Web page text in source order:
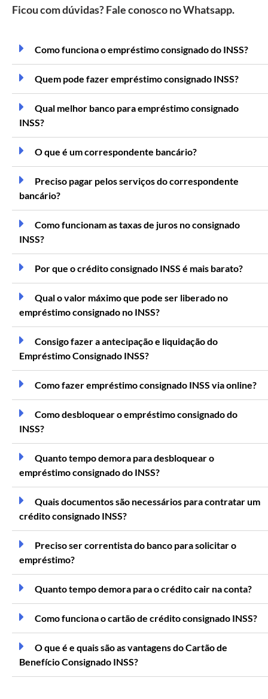
Ficou com dúvidas? Fale conosco no Whatsapp.
Como funciona o empréstimo consignado do INSS?
Quem pode fazer empréstimo consignado INSS?
Qual melhor banco para empréstimo consignado
INSS?
O que é um correspondente bancário?
Preciso pagar pelos serviços do correspondente
bancário?
Como funcionam as taxas de juros no consignado
INSS?
Por que o crédito consignado INSS é mais barato?
Qual o valor máximo que pode ser liberado no
empréstimo consignado no INSS?
Consigo fazer a antecipação e liquidação do
Empréstimo Consignado INSS?
Como fazer empréstimo consignado INSS via online?
Como desbloquear o empréstimo consignado do
INSS?
Quanto tempo demora para desbloquear o
empréstimo consignado do INSS?
Quais documentos são necessários para contratar um
crédito consignado INSS?
Preciso ser correntista do banco para solicitar o
empréstimo?
Quanto tempo demora para o crédito cair na conta?
Como funciona o cartão de crédito consignado INSS?
O que é e quais são as vantagens do Cartão de
Benefício Consignado INSS?